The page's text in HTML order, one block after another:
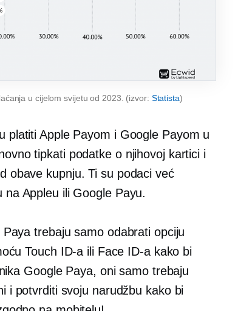
u cijelom svijetu od 2023. (izvor: Statista)
platiti Apple Payom i Google Payom u
tipkatipodatke o njihovoj kartici i
obave kupnju. Ti su podaci već
Appleu ili Google Payu.
trebaju samo odabrati opciju
Touch ID-a ili Face ID-a kako bi
Google Paya, oni samo trebaju
i potvrditi svoju narudžbu kako bi